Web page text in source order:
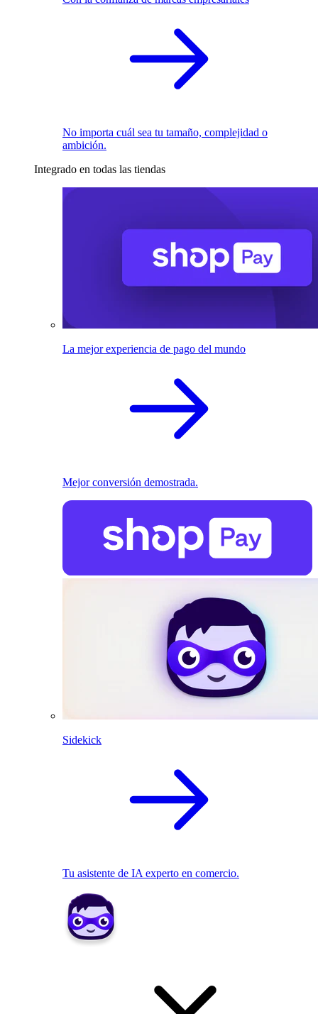
No importa cuál sea tu tamaño, complejidad o
ambición.
Integrado en todas las tiendas
La mejor experiencia de pago del mundo
Mejor conversión demostrada.
Sidekick
Tu asistente de IA experto en comercio.